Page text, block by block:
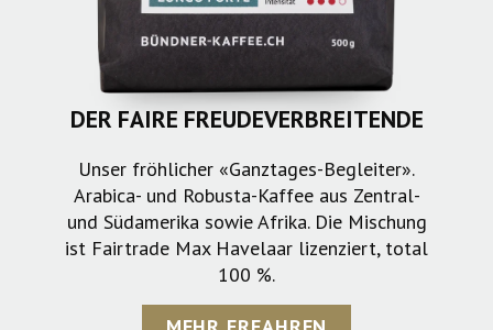
DER FAIRE FREUDEVERBREITENDE
Unser fröhlicher «Ganztages-Begleiter».
Arabica- und Robusta-Kaffee aus Zentral-
und Südamerika sowie Afrika. Die Mischung
ist Fairtrade Max Havelaar lizenziert, total
100 %.